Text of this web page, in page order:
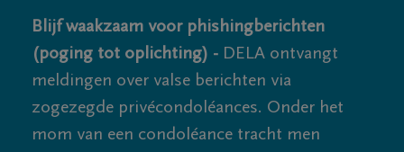
Blijf waakzaam voor phishingberichten
(poging tot oplichting) - DELA ontvangt
meldingen over valse berichten via
zogezegde privécondoléances. Onder het
mom van een condoléance tracht men